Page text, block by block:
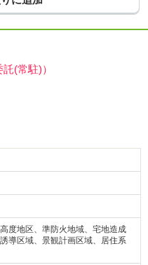
(常駐)）
度地区、準防火地域、宅地造成
導区域、景観計画区域、居住系